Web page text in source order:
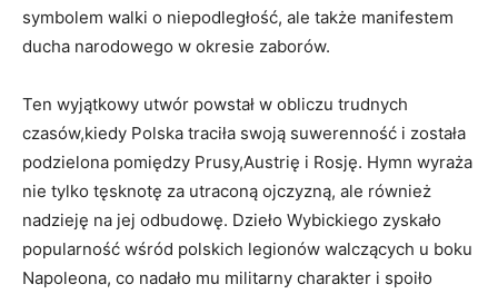
‌symbolem walki ⁢o ⁤niepodległość, ⁤ale także manifestem⁣
ducha narodowego ​w okresie ⁢zaborów.
Ten wyjątkowy utwór powstał w ⁢obliczu trudnych
czasów,kiedy Polska traciła‌ swoją suwerenność i została
podzielona pomiędzy Prusy,Austrię i Rosję. Hymn ⁢wyraża
⁤nie tylko tęsknotę za utraconą ojczyzną, ale również
nadzieję na jej odbudowę. Dzieło Wybickiego zyskało
popularność wśród ‌polskich legionów walczących u boku
Napoleona, co⁤ nadało‍ mu militarny charakter i spoiło